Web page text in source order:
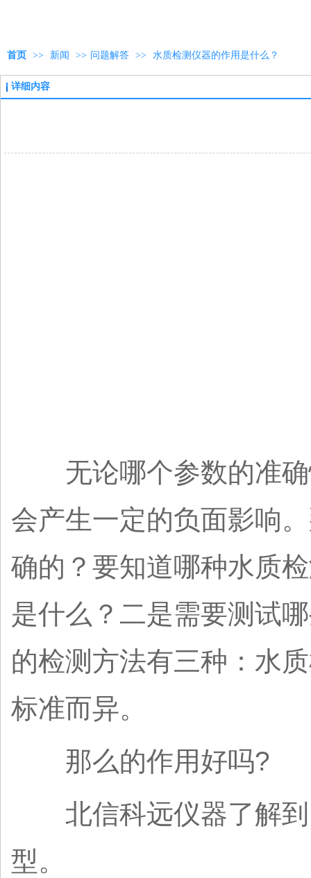
首页 >> 新闻 >> 问题解答 >> 水质检测仪器的作用是什么？
详细内容
无论哪个参数的准确
会产生一定的负面影响
确的？要知道哪种水质
是什么？二是需要测试
的检测方法有三种：水
标准而异。
那么的作用好吗?
北信科远仪器了解到
型。